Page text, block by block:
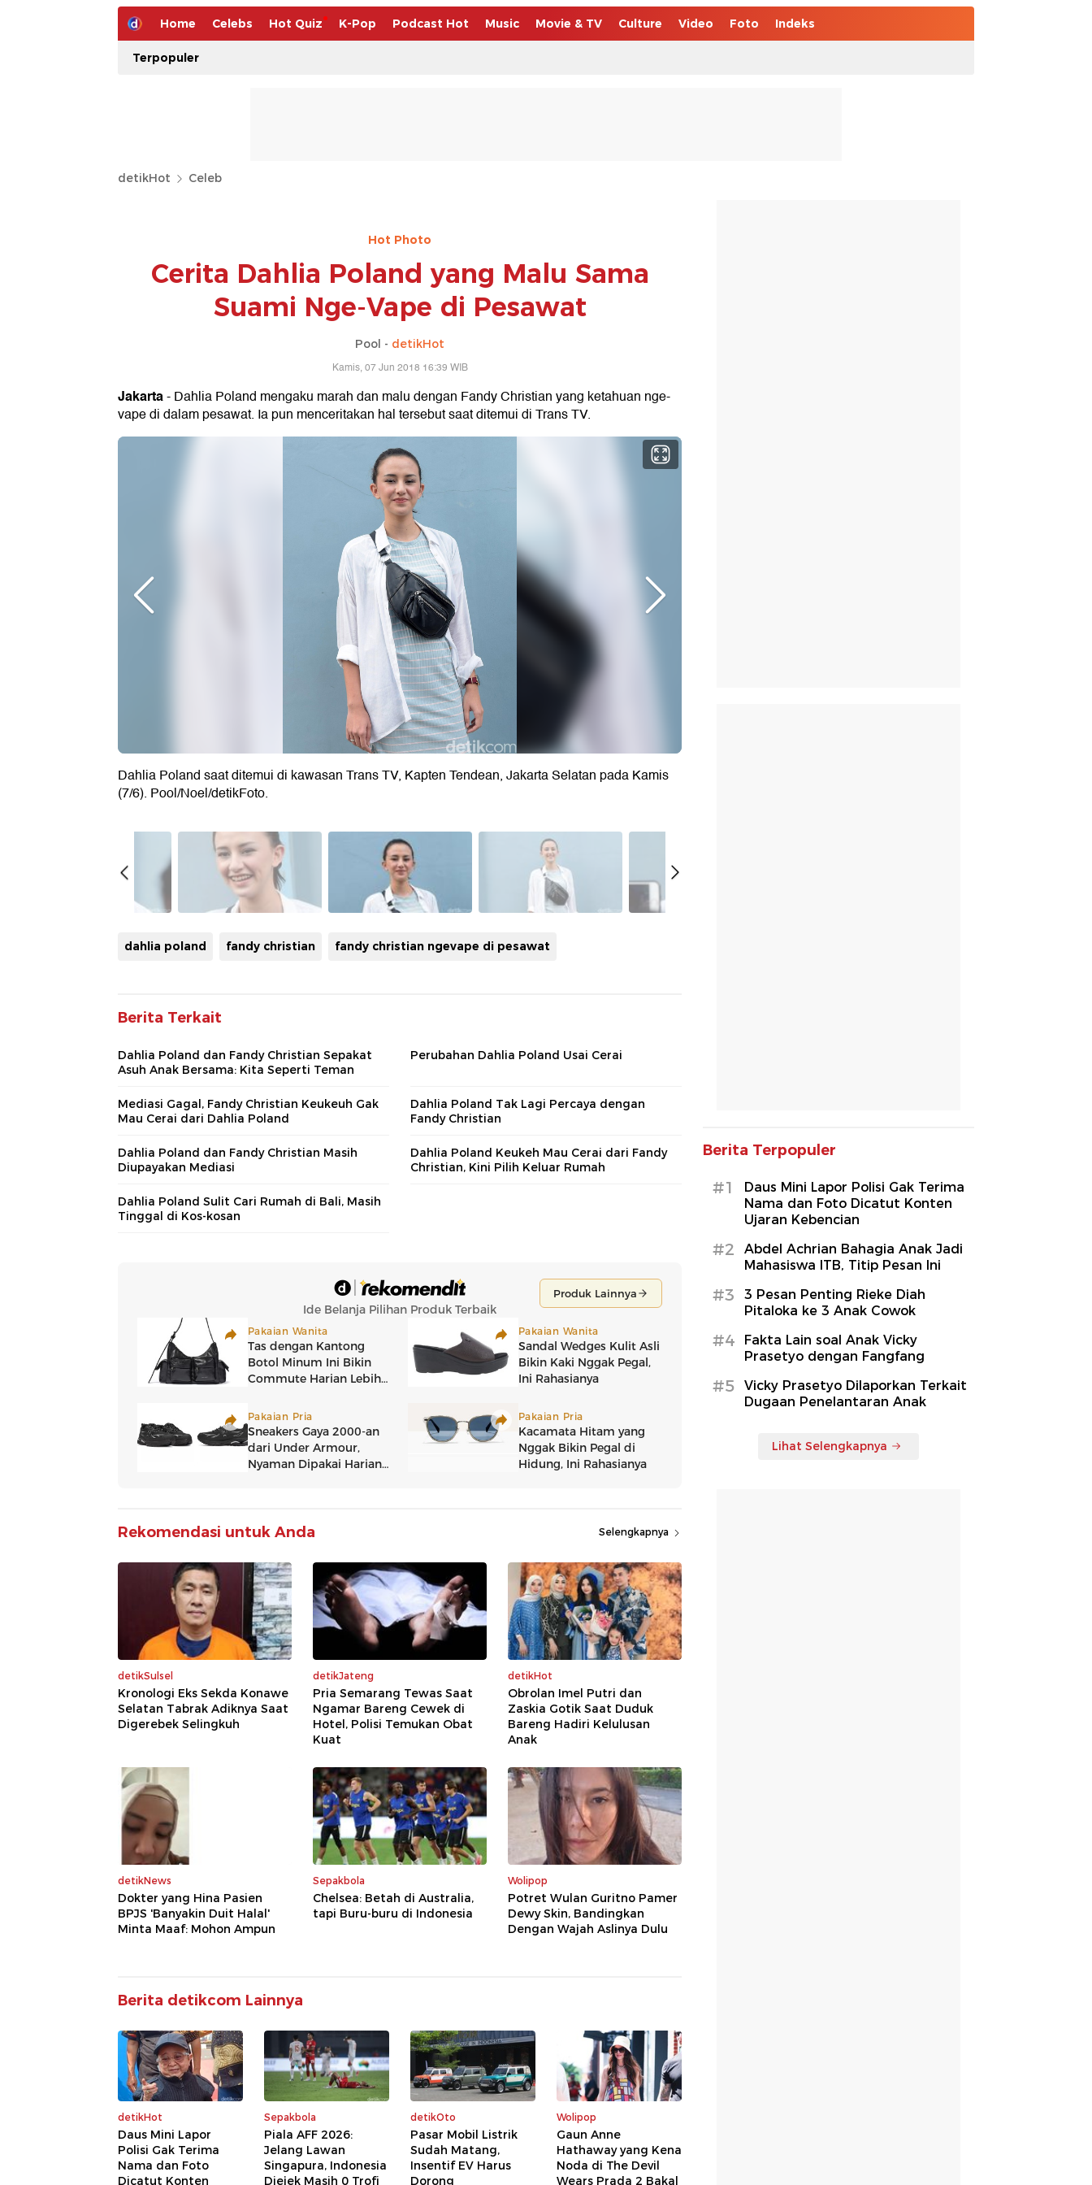
Home Celebs Hot Quiz K-Pop Podcast Hot Music Movie & TV Culture Video Foto Indeks
Terpopuler
detikHot Celeb
Hot Photo
Cerita Dahlia Poland yang Malu Sama
Suami Nge-Vape di Pesawat
Pool - detikHot
Kamis, 07 Jun 2018 16:39 WIB
Jakarta- Dahlia Poland mengaku marah dan malu dengan Fandy Christian yang ketahuan nge-
vape di dalam pesawat. Ia pun menceritakan hal tersebut saat ditemui di Trans TV.
Dahlia Poland saat ditemui di kawasan Trans TV, Kapten Tendean, Jakarta Selatan pada Kamis
(7/6). Pool/Noel/detikFoto.
dahlia poland fandy christian fandy christian ngevape di pesawat
Berita Terkait
Dahlia Poland dan Fandy Christian Sepakat
Asuh Anak Bersama: Kita Seperti Teman
Perubahan Dahlia Poland Usai Cerai
Mediasi Gagal, Fandy Christian Keukeuh Gak
Mau Cerai dari Dahlia Poland
Dahlia Poland Tak Lagi Percaya dengan
Fandy Christian
Dahlia Poland dan Fandy Christian Masih
Diupayakan Mediasi
Dahlia Poland Keukeh Mau Cerai dari Fandy
Christian, Kini Pilih Keluar Rumah
Dahlia Poland Sulit Cari Rumah di Bali, Masih
Tinggal di Kos-kosan
Rekomendasi untuk Anda Selengkapnya
detikSulsel
Kronologi Eks Sekda Konawe
Selatan Tabrak Adiknya Saat
Digerebek Selingkuh
detikJateng
Pria Semarang Tewas Saat
Ngamar Bareng Cewek di
Hotel, Polisi Temukan Obat
Kuat
detikHot
Obrolan Imel Putri dan
Zaskia Gotik Saat Duduk
Bareng Hadiri Kelulusan
Anak
detikNews
Dokter yang Hina Pasien
BPJS 'Banyakin Duit Halal'
Minta Maaf: Mohon Ampun
Sepakbola
Chelsea: Betah di Australia,
tapi Buru-buru di Indonesia
Wolipop
Potret Wulan Guritno Pamer
Dewy Skin, Bandingkan
Dengan Wajah Aslinya Dulu
Berita detikcom Lainnya
detikHot
Daus Mini Lapor
Polisi Gak Terima
Nama dan Foto
Dicatut Konten
Sepakbola
Piala AFF 2026:
Jelang Lawan
Singapura, Indonesia
Diejek Masih 0 Trofi
detikOto
Pasar Mobil Listrik
Sudah Matang,
Insentif EV Harus
Dorong
Wolipop
Gaun Anne
Hathaway yang Kena
Noda di The Devil
Wears Prada 2 Bakal
Berita Terpopuler
#1
Daus Mini Lapor Polisi Gak Terima
Nama dan Foto Dicatut Konten
Ujaran Kebencian
#2
Abdel Achrian Bahagia Anak Jadi
Mahasiswa ITB, Titip Pesan Ini
#3
3 Pesan Penting Rieke Diah
Pitaloka ke 3 Anak Cowok
#4
Fakta Lain soal Anak Vicky
Prasetyo dengan Fangfang
#5
Vicky Prasetyo Dilaporkan Terkait
Dugaan Penelantaran Anak
Lihat Selengkapnya